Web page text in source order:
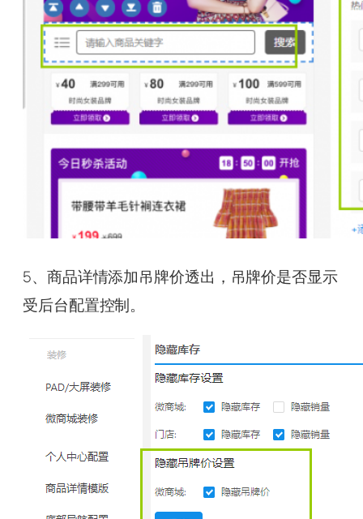
5、商品详情添加吊牌价透出，吊牌价是否显示
受后台配置控制。